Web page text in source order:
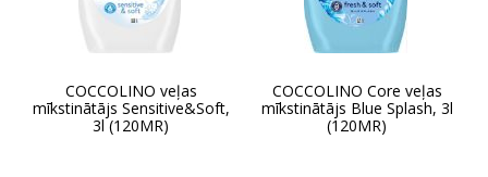
COCCOLINO veļas
mīkstinātājs Sensitive&Soft,
3l (120MR)
COCCOLINO Core veļas
mīkstinātājs Blue Splash, 3l
(120MR)